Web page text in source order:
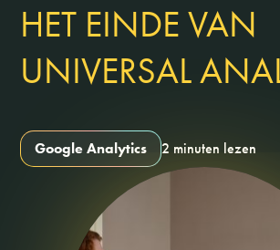
HET EINDE VAN
UNIVERSAL
Google Analytics 2 minuten lezen